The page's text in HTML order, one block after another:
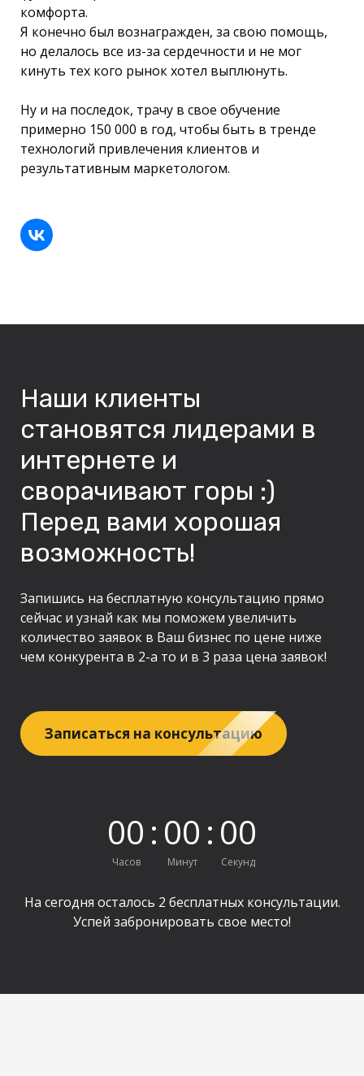
комфорта.
Я конечно был вознагражден, за свою помощь,
но делалось все из-за сердечности и не мог
кинуть тех кого рынок хотел выплюнуть.
Ну и на последок, трачу в свое обучение
примерно 150 000 в год, чтобы быть в тренде
технологий привлечения клиентов и
результативным маркетологом.
Наши клиенты
становятся лидерами в
интернете и
сворачивают горы :)
Перед вами хорошая
возможность!
Запишись на бесплатную консультацию прямо
сейчас и узнай как мы поможем увеличить
количество заявок в Ваш бизнес по цене ниже
чем конкурента в 2-а то и в 3 раза цена заявок!
Записаться на консультацию
00
Часов
: 00
Минут
: 00
Секунд
На сегодня осталось 2 бесплатных консультации.
Успей забронировать свое место!